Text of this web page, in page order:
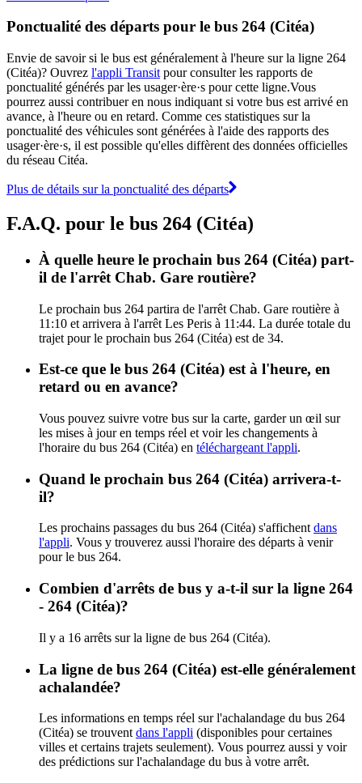
Ponctualité des départs pour le bus 264 (Citéa)
Envie de savoir si le bus est généralement à l'heure sur la ligne 264
(Citéa)? Ouvrez l'appli Transit pour consulter les rapports de
ponctualité générés par les usager·ère·s pour cette ligne.Vous
pourrez aussi contribuer en nous indiquant si votre bus est arrivé en
avance, à l'heure ou en retard. Comme ces statistiques sur la
ponctualité des véhicules sont générées à l'aide des rapports des
usager·ère·s, il est possible qu'elles diffèrent des données officielles
du réseau Citéa.
Plus de détails sur la ponctualité des départs
F.A.Q. pour le bus 264 (Citéa)
À quelle heure le prochain bus 264 (Citéa) part-
il de l'arrêt Chab. Gare routière?
Le prochain bus 264 partira de l'arrêt Chab. Gare routière à
11:10 et arrivera à l'arrêt Les Peris à 11:44. La durée totale du
trajet pour le prochain bus 264 (Citéa) est de 34.
Est-ce que le bus 264 (Citéa) est à l'heure, en
retard ou en avance?
Vous pouvez suivre votre bus sur la carte, garder un œil sur
les mises à jour en temps réel et voir les changements à
l'horaire du bus 264 (Citéa) en téléchargeant l'appli.
Quand le prochain bus 264 (Citéa) arrivera-t-
il?
Les prochains passages du bus 264 (Citéa) s'affichent dans
l'appli. Vous y trouverez aussi l'horaire des départs à venir
pour le bus 264.
Combien d'arrêts de bus y a-t-il sur la ligne 264
- 264 (Citéa)?
Il y a 16 arrêts sur la ligne de bus 264 (Citéa).
La ligne de bus 264 (Citéa) est-elle généralement
achalandée?
Les informations en temps réel sur l'achalandage du bus 264
(Citéa) se trouvent dans l'appli (disponibles pour certaines
villes et certains trajets seulement). Vous pourrez aussi y voir
des prédictions sur l'achalandage du bus à votre arrêt.